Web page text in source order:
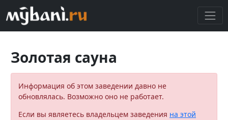
Золотая сауна
Информация об этом заведении давно не
обновлялась. Возможно оно не работает.
Если вы являетесь владельцем заведения на этой